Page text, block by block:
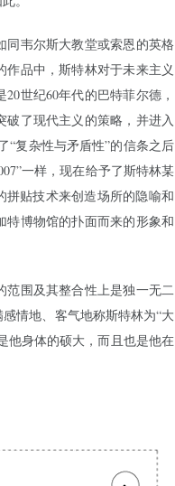
同韦尔斯大教堂或索恩的英格
品中，斯特林对于未来主义
世纪60年代的巴特菲尔德，
破了现代主义的策略，并进入
“复杂性与矛盾性”的信条之后
一样，现在给予了斯特林某
拼贴技术来创造场所的隐喻和
特博物馆的扑面而来的形象和
范围及其整合性上是独一无二
情地、客气地称斯特林为“大
他身体的硕大，而且也是他在